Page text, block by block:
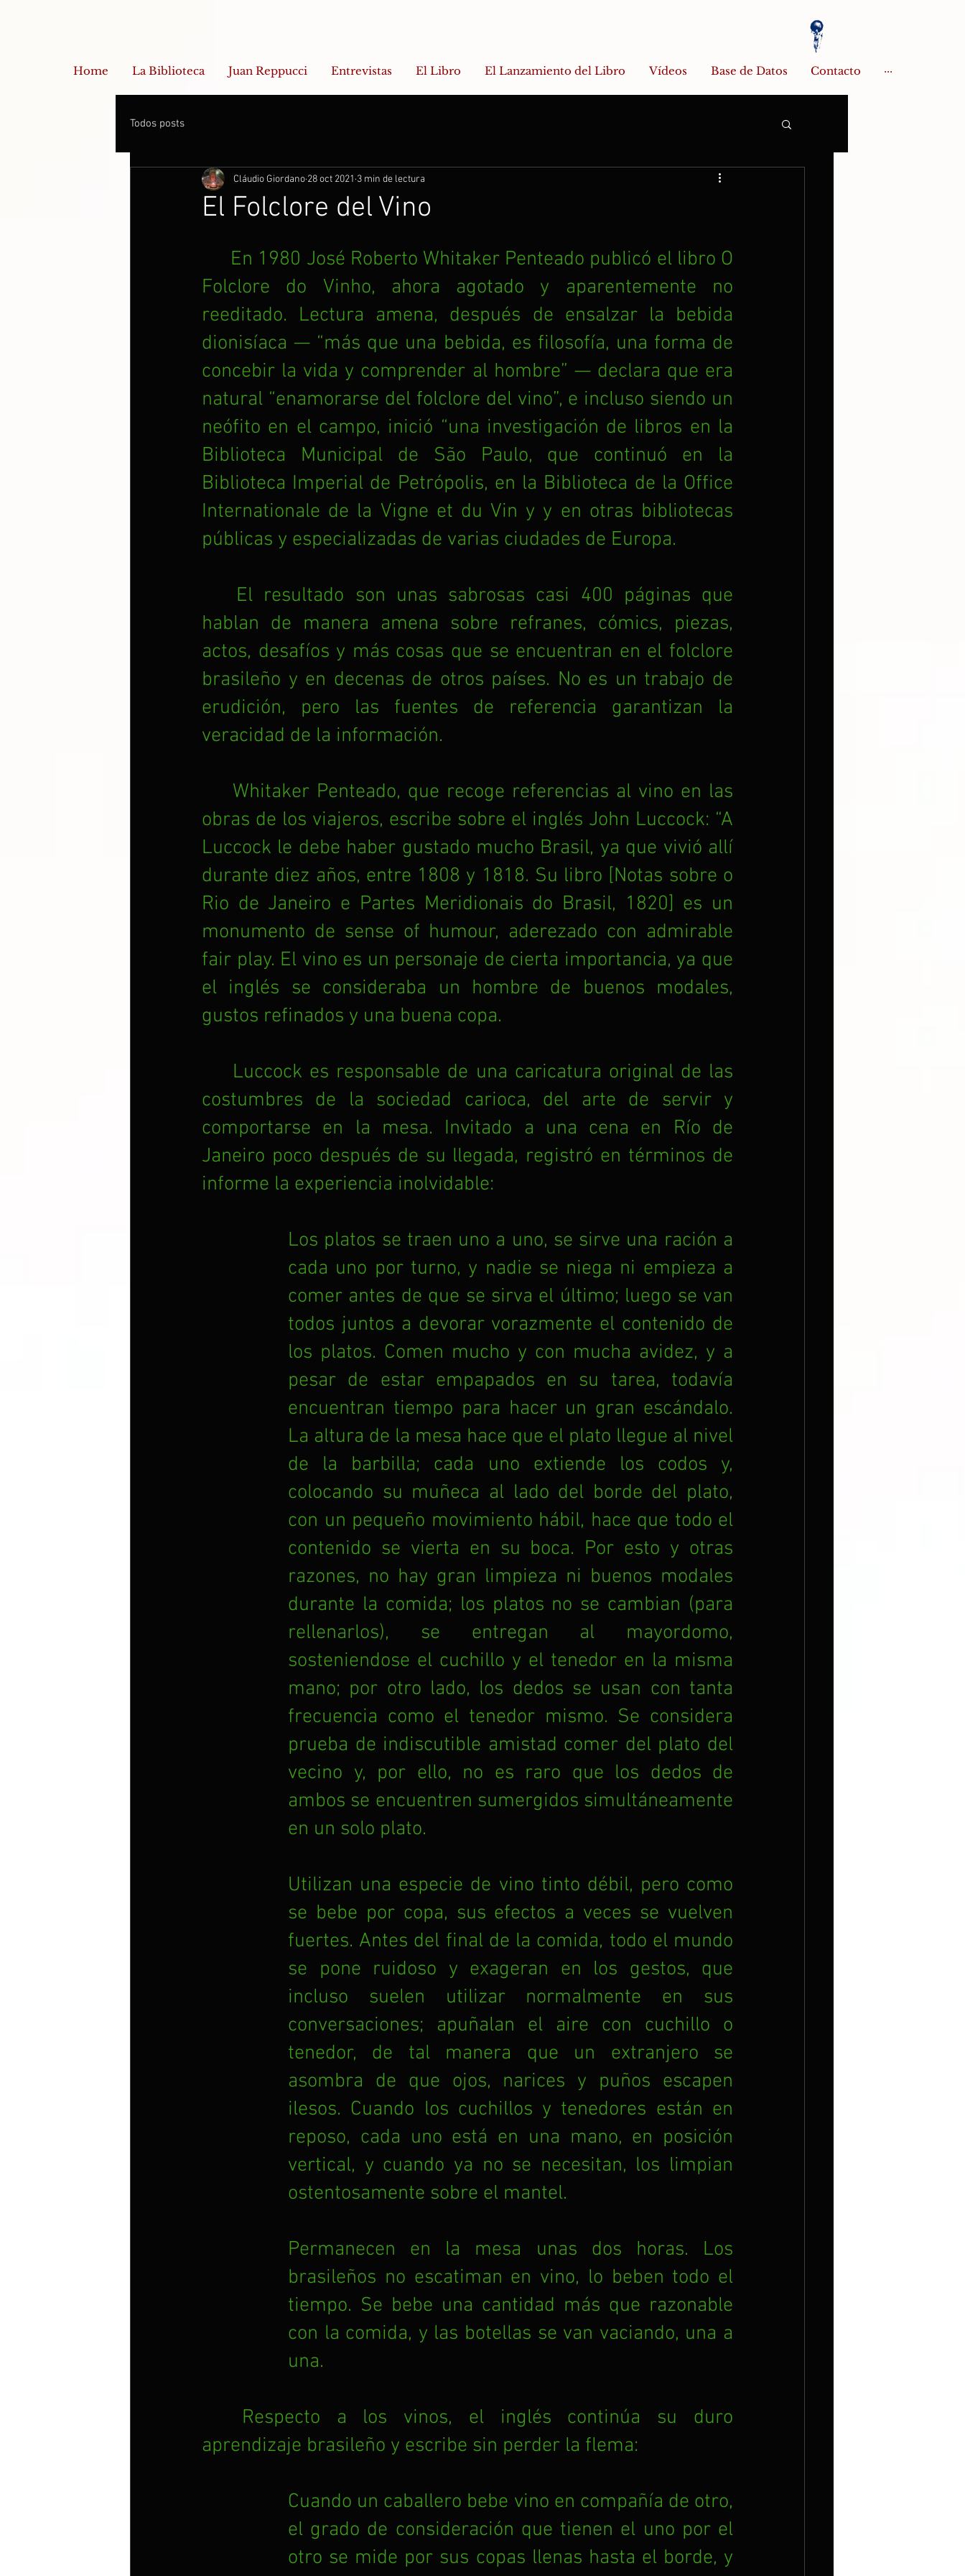
Todos posts
El Folclore del Vino
Cláudio Giordano 28 oct 2021 3 min de lectura
En 1980 José Roberto Whitaker Penteado publicó el libro O
Folclore do Vinho, ahora agotado y aparentemente no
reeditado. Lectura amena, después de ensalzar la bebida
dionisíaca — “más que una bebida, es filosofía, una forma de
concebir la vida y comprender al hombre” — declara que era
natural “enamorarse del folclore del vino”, e incluso siendo un
neófito en el campo, inició “una investigación de libros en la
Biblioteca Municipal de São Paulo, que continuó en la
Biblioteca Imperial de Petrópolis, en la Biblioteca de la Office
Internationale de la Vigne et du Vin y y en otras bibliotecas
públicas y especializadas de varias ciudades de Europa.
El resultado son unas sabrosas casi 400 páginas que
hablan de manera amena sobre refranes, cómics, piezas,
actos, desafíos y más cosas que se encuentran en el folclore
brasileño y en decenas de otros países. No es un trabajo de
erudición, pero las fuentes de referencia garantizan la
veracidad de la información.
Whitaker Penteado, que recoge referencias al vino en las
obras de los viajeros, escribe sobre el inglés John Luccock: “A
Luccock le debe haber gustado mucho Brasil, ya que vivió allí
durante diez años, entre 1808 y 1818. Su libro [Notas sobre o
Rio de Janeiro e Partes Meridionais do Brasil, 1820] es un
monumento de sense of humour, aderezado con admirable
fair play. El vino es un personaje de cierta importancia, ya que
el inglés se consideraba un hombre de buenos modales,
gustos refinados y una buena copa.
Luccock es responsable de una caricatura original de las
costumbres de la sociedad carioca, del arte de servir y
comportarse en la mesa. Invitado a una cena en Río de
Janeiro poco después de su llegada, registró en términos de
informe la experiencia inolvidable:
Los platos se traen uno a uno, se sirve una ración a
cada uno por turno, y nadie se niega ni empieza a
comer antes de que se sirva el último; luego se van
todos juntos a devorar vorazmente el contenido de
los platos. Comen mucho y con mucha avidez, y a
pesar de estar empapados en su tarea, todavía
encuentran tiempo para hacer un gran escándalo.
La altura de la mesa hace que el plato llegue al nivel
de la barbilla; cada uno extiende los codos y,
colocando su muñeca al lado del borde del plato,
con un pequeño movimiento hábil, hace que todo el
contenido se vierta en su boca. Por esto y otras
razones, no hay gran limpieza ni buenos modales
durante la comida; los platos no se cambian (para
rellenarlos), se entregan al mayordomo,
sosteniendose el cuchillo y el tenedor en la misma
mano; por otro lado, los dedos se usan con tanta
frecuencia como el tenedor mismo. Se considera
prueba de indiscutible amistad comer del plato del
vecino y, por ello, no es raro que los dedos de
ambos se encuentren sumergidos simultáneamente
en un solo plato.
Utilizan una especie de vino tinto débil, pero como
se bebe por copa, sus efectos a veces se vuelven
fuertes. Antes del final de la comida, todo el mundo
se pone ruidoso y exageran en los gestos, que
incluso suelen utilizar normalmente en sus
conversaciones; apuñalan el aire con cuchillo o
tenedor, de tal manera que un extranjero se
asombra de que ojos, narices y puños escapen
ilesos. Cuando los cuchillos y tenedores están en
reposo, cada uno está en una mano, en posición
vertical, y cuando ya no se necesitan, los limpian
ostentosamente sobre el mantel.
Permanecen en la mesa unas dos horas. Los
brasileños no escatiman en vino, lo beben todo el
tiempo. Se bebe una cantidad más que razonable
con la comida, y las botellas se van vaciando, una a
una.
Respecto a los vinos, el inglés continúa su duro
aprendizaje brasileño y escribe sin perder la flema:
Cuando un caballero bebe vino en compañía de otro,
el grado de consideración que tienen el uno por el
otro se mide por sus copas llenas hasta el borde, y
Home La Biblioteca Juan Reppucci Entrevistas El Libro El Lanzamiento del Libro Vídeos Base de Datos Contacto ···